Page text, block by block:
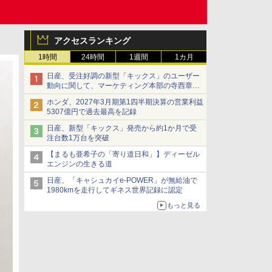
アクセスランキング
1時間 24時間 1週間 1カ月
日産、受注好調の新型「キックス」のユーザー
動向に関して、マーケティング本部の寺西章氏
が解説
ホンダ、2027年3月期第1四半期決算の営業利益
5307億円で過去最高を記録
日産、新型「キックス」発売から約1か月で受
注台数1万台を突破
【まるも亜希子の「寄り道日和」】ディーゼル
エンジンの生きる道
日産、「キャシュカイe-POWER」が無給油で
1980kmを走行してギネス世界記録に認定
もっと見る